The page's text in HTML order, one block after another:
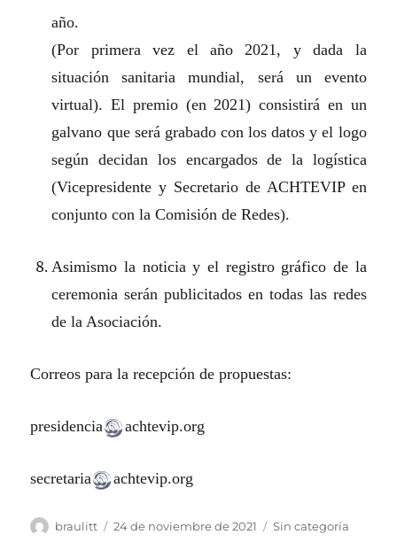
año.
(Por primera vez el año 2021, y dada la
situación sanitaria mundial, será un evento
virtual). El premio (en 2021) consistirá en un
galvano que será grabado con los datos y el logo
según decidan los encargados de la logística
(Vicepresidente y Secretario de ACHTEVIP en
conjunto con la Comisión de Redes).
Asimismo la noticia y el registro gráfico de la
ceremonia serán publicitados en todas las redes
de la Asociación.
Correos para la recepción de propuestas:
presidencia achtevip.org
secretaria achtevip.org
Autor
braulitt
Publicado
24 de noviembre de 2021 Categorías
Sin categoría